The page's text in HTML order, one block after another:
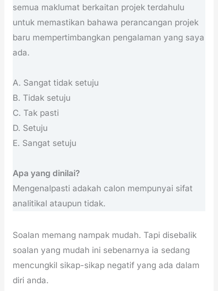
semua maklumat berkaitan projek terdahulu
untuk memastikan bahawa perancangan projek
baru mempertimbangkan pengalaman yang saya
ada.
A. Sangat tidak setuju
B. Tidak setuju
C. Tak pasti
D. Setuju
E. Sangat setuju
Apa yang dinilai?
Mengenalpasti adakah calon mempunyai sifat
analitikal ataupun tidak.
Soalan memang nampak mudah. Tapi disebalik
soalan yang mudah ini sebenarnya ia sedang
mencungkil sikap-sikap negatif yang ada dalam
diri anda.